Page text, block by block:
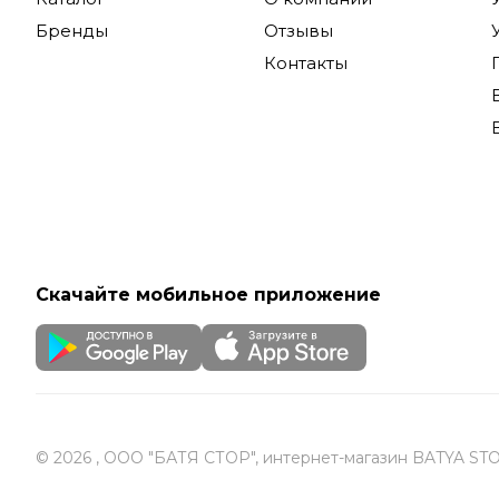
Техника
Бренды
Отзывы
Контакты
Скачайте мобильное приложение
© 2026 , ООО "БАТЯ СТОР", интернет-магазин BATYA